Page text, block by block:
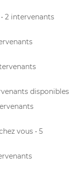
2 intervenants
disponibles
vous • 5